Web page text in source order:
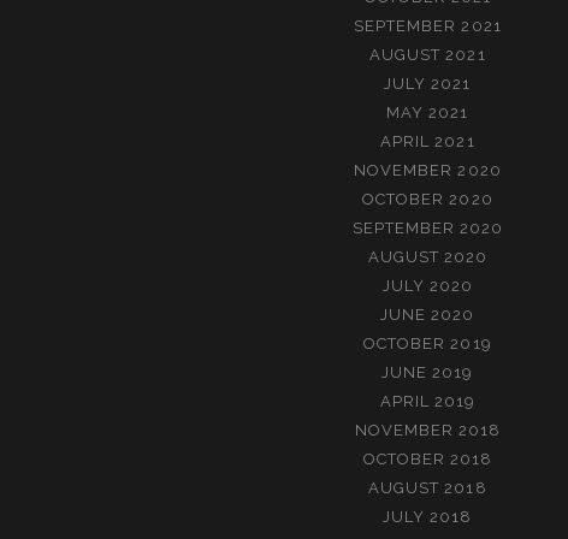
SEPTEMBER 2021
AUGUST 2021
JULY 2021
MAY 2021
APRIL 2021
NOVEMBER 2020
OCTOBER 2020
SEPTEMBER 2020
AUGUST 2020
JULY 2020
JUNE 2020
OCTOBER 2019
JUNE 2019
APRIL 2019
NOVEMBER 2018
OCTOBER 2018
AUGUST 2018
JULY 2018